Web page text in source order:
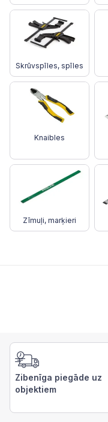
Skrūvspīles, spīles
Knaibles
Zīmuļi, marķieri
Zibenīga piegāde uz
objektiem